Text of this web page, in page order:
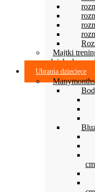
Majtki
Ubrania dziecięce
cm